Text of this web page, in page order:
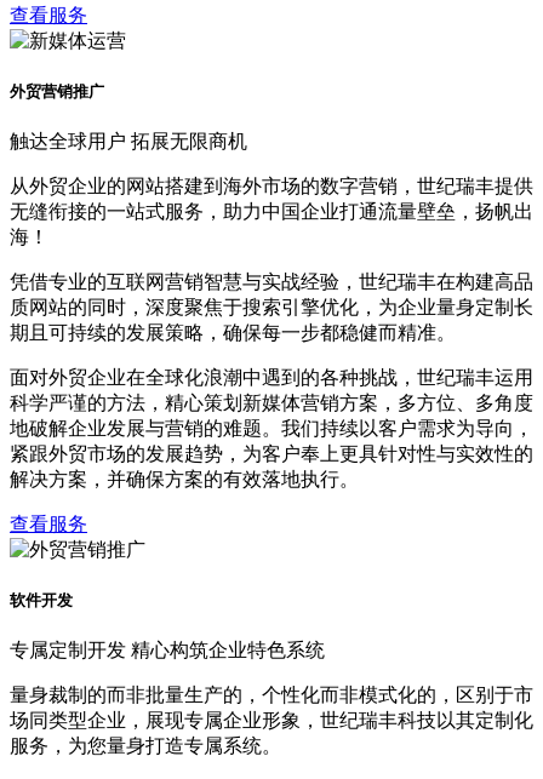
查看服务
外贸营销推广
触达全球用户 拓展无限商机
从外贸企业的网站搭建到海外市场的数字营销，世纪瑞丰提供
无缝衔接的一站式服务，助力中国企业打通流量壁垒，扬帆出
海！
凭借专业的互联网营销智慧与实战经验，世纪瑞丰在构建高品
质网站的同时，深度聚焦于搜索引擎优化，为企业量身定制长
期且可持续的发展策略，确保每一步都稳健而精准。
面对外贸企业在全球化浪潮中遇到的各种挑战，世纪瑞丰运用
科学严谨的方法，精心策划新媒体营销方案，多方位、多角度
地破解企业发展与营销的难题。我们持续以客户需求为导向，
紧跟外贸市场的发展趋势，为客户奉上更具针对性与实效性的
解决方案，并确保方案的有效落地执行。
查看服务
软件开发
专属定制开发 精心构筑企业特色系统
量身裁制的而非批量生产的，个性化而非模式化的，区别于市
场同类型企业，展现专属企业形象，世纪瑞丰科技以其定制化
服务，为您量身打造专属系统。